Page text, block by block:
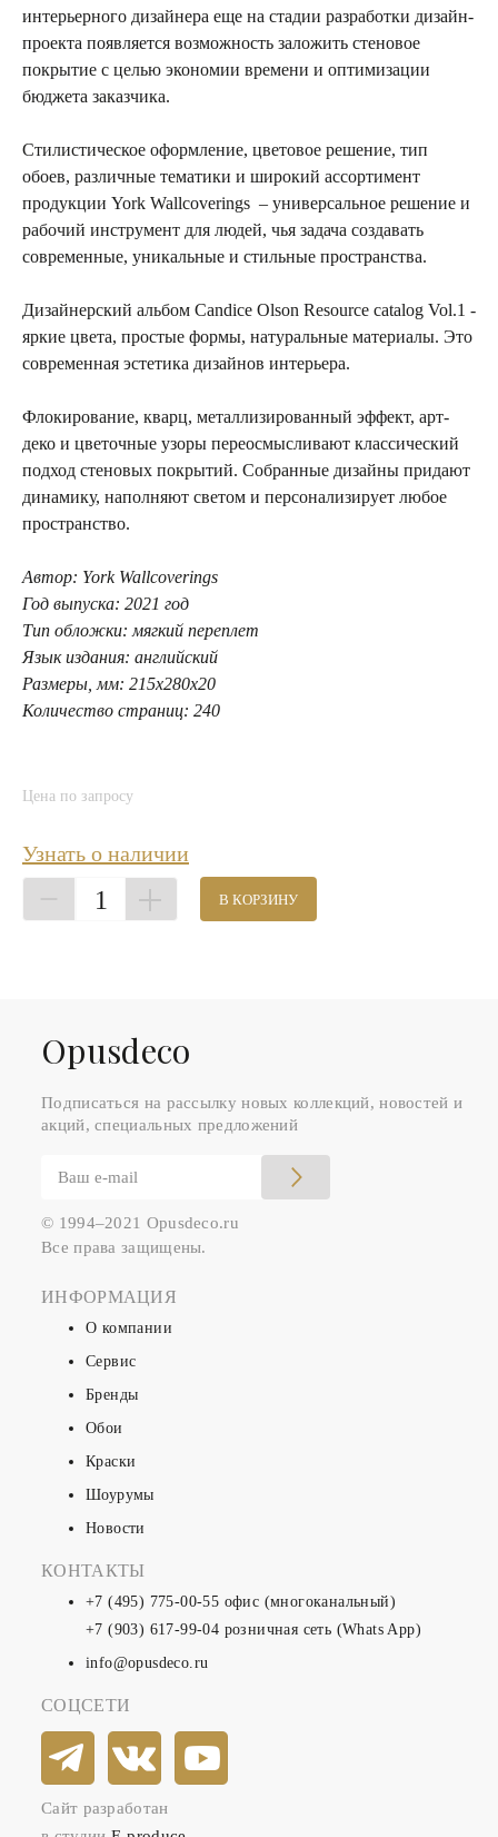
интерьерного дизайнера еще на стадии разработки дизайн-
проекта появляется возможность заложить стеновое
покрытие с целью экономии времени и оптимизации
бюджета заказчика.
Стилистическое оформление, цветовое решение, тип
обоев, различные тематики и широкий ассортимент
продукции York Wallcoverings – универсальное решение и
рабочий инструмент для людей, чья задача создавать
современные, уникальные и стильные пространства.
Дизайнерский альбом Candice Olson Resource catalog Vol.1 -
яркие цвета, простые формы, натуральные материалы. Это
современная эстетика дизайнов интерьера.
Флокирование, кварц, металлизированный эффект, арт-
деко и цветочные узоры переосмысливают классический
подход стеновых покрытий. Собранные дизайны придают
динамику, наполняют светом и персонализирует любое
пространство.
Автор: York Wallcoverings
Год выпуска: 2021 год
Тип обложки: мягкий переплет
Язык издания: английский
Размеры, мм: 215х280х20
Количество страниц: 240
Цена по запросу
Узнать о наличии
1 В КОРЗИНУ
Оpusdeco
Подписаться на рассылку новых коллекций, новостей и
акций, специальных предложений
© 1994–2021 Opusdeco.ru
Все права защищены.
ИНФОРМАЦИЯ
О компании
Сервис
Бренды
Обои
Краски
Шоурумы
Новости
КОНТАКТЫ
+7 (495) 775-00-55 офис (многоканальный)
+7 (903) 617-99-04 розничная сеть (Whats App)
info@opusdeco.ru
СОЦСЕТИ
Сайт разработан